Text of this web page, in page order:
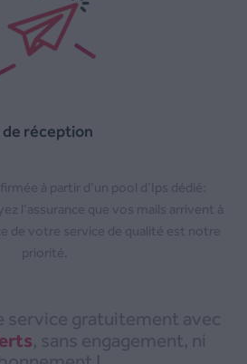
de réception
à partir d’un pool d’Ips dédié:
l’assurance que vos mails arrivent à
de votre service de qualité est notre
priorité.
service gratuitement avec
, sans engagement, ni